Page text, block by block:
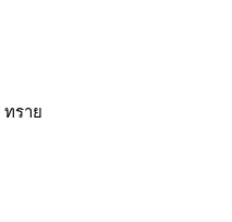
ทราย